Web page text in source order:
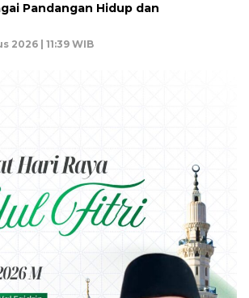
Pandangan Hidup dan
2026 | 11:39 WIB